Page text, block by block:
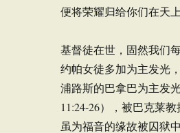
便将荣耀归给你们在天上
基督徒在世，固然我们
约帕女徒多加为主发光
浦路斯的巴拿巴为主发
11:24-26），被巴克莱
虽为福音的缘故被囚狱